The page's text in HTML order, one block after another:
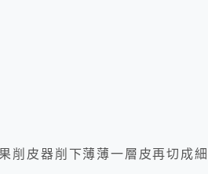
削皮器削下薄薄一層皮再切成細